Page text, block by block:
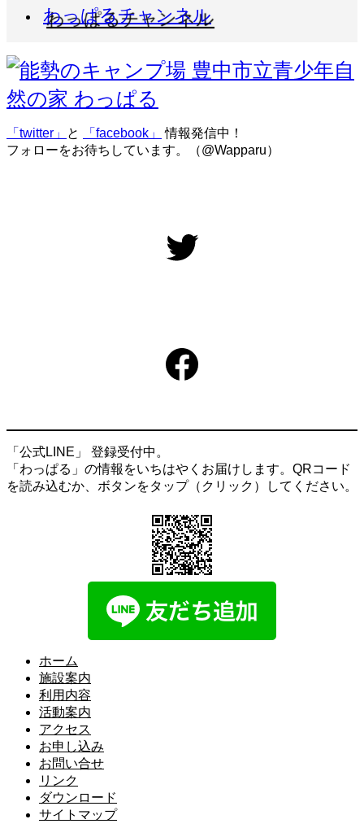
わっぱるチャンネル
「twitter」 と 「facebook」
情報発信中！
フォローをお待ちしています。（@Wapparu）
Twitter
Facebook
「公式LINE」 登録受付中。
「わっぱる」の情報をいちはやくお届けします。QRコード
を読み込むか、ボタンをタップ（クリック）してください。
ホーム
施設案内
利用内容
活動案内
アクセス
お申し込み
お問い合せ
リンク
ダウンロード
サイトマップ